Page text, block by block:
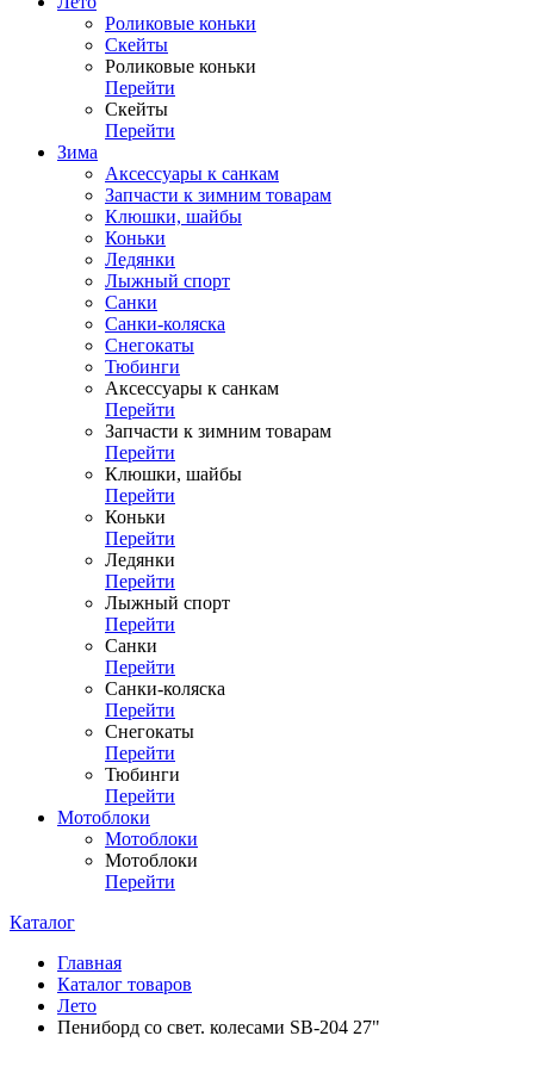
Роликовые коньки
Скейты
Роликовые коньки
Перейти
Скейты
Перейти
Зима
Аксессуары к санкам
Запчасти к зимним товарам
Клюшки, шайбы
Коньки
Ледянки
Лыжный спорт
Санки
Санки-коляска
Снегокаты
Тюбинги
Аксессуары к санкам
Перейти
Запчасти к зимним товарам
Перейти
Клюшки, шайбы
Перейти
Коньки
Перейти
Ледянки
Перейти
Лыжный спорт
Перейти
Санки
Перейти
Санки-коляска
Перейти
Снегокаты
Перейти
Тюбинги
Перейти
Мотоблоки
Мотоблоки
Мотоблоки
Перейти
Каталог
Главная
Каталог товаров
Лето
Пениборд со свет. колесами SB-204 27"